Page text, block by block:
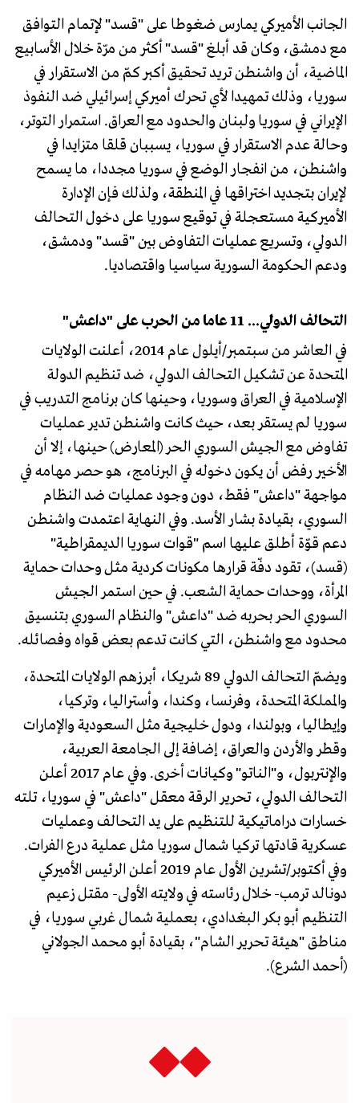
الجانب الأميركي يمارس ضغوطا على "قسد" لإتمام التوافق
مع دمشق، وكان قد أبلغ "قسد" أكثر من مرّة خلال الأسابيع
الماضية، أن واشنطن تريد تحقيق أكبر كمّ من الاستقرار في
سوريا، وذلك تمهيدا لأي تحرك أميركي إسرائيلي ضد النفوذ
الإيراني في سوريا ولبنان والحدود مع العراق. استمرار التوتر،
وحالة عدم الاستقرار في سوريا، يسببان قلقا متزايدا في
واشنطن، من انفجار الوضع في سوريا مجددا، ما يسمح
لإيران بتجديد اختراقها في المنطقة، ولذلك فإن الإدارة
الأميركية مستعجلة في توقيع سوريا على دخول التحالف
الدولي، وتسريع عمليات التفاوض بين "قسد" ودمشق،
ودعم الحكومة السورية سياسيا واقتصاديا.
التحالف الدولي... 11 عاما من الحرب على "داعش"
في العاشر من سبتمبر/أيلول عام 2014، أعلنت الولايات
المتحدة عن تشكيل التحالف الدولي، ضد تنظيم الدولة
الإسلامية في العراق وسوريا، وحينها كان برنامج التدريب في
سوريا لم يستقر بعد، حيث كانت واشنطن تدير عمليات
تفاوض مع الجيش السوري الحر (المعارض) حينها، إلا أن
الأخير رفض أن يكون دخوله في البرنامج، هو حصر مهامه في
مواجهة "داعش" فقط، دون وجود عمليات ضد النظام
السوري، بقيادة بشار الأسد. وفي النهاية اعتمدت واشنطن
دعم قوّة أطلق عليها اسم "قوات سوريا الديمقراطية"
(قسد)، تقود دفّة قرارها مكونات كردية مثل وحدات حماية
المرأة، ووحدات حماية الشعب. في حين استمر الجيش
السوري الحر بحربه ضد "داعش" والنظام السوري بتنسيق
محدود مع واشنطن، التي كانت تدعم بعض قواه وفصائله.
ويضمّ التحالف الدولي 89 شريكا، أبرزهم الولايات المتحدة،
والمملكة المتحدة، وفرنسا، وكندا، وأستراليا، وتركيا،
وإيطاليا، وبولندا، ودول خليجية مثل السعودية والإمارات
وقطر والأردن والعراق، إضافة إلى الجامعة العربية،
والإنتربول، و"الناتو" وكيانات أخرى. وفي عام 2017 أعلن
التحالف الدولي، تحرير الرقة معقل "داعش" في سوريا، تلته
خسارات دراماتيكية للتنظيم على يد التحالف وعمليات
عسكرية قادتها تركيا شمال سوريا مثل عملية درع الفرات.
وفي أكتوبر/تشرين الأول عام 2019 أعلن الرئيس الأميركي
دونالد ترمب- خلال رئاسته في ولايته الأولى- مقتل زعيم
التنظيم أبو بكر البغدادي، بعملية شمال غربي سوريا، في
مناطق "هيئة تحرير الشام"، بقيادة أبو محمد الجولاني
(أحمد الشرع).